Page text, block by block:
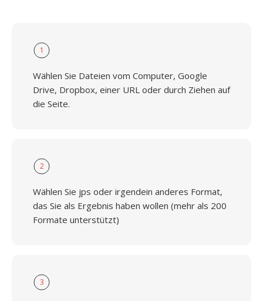
1
Wählen Sie Dateien vom Computer, Google
Drive, Dropbox, einer URL oder durch Ziehen auf
die Seite.
2
Wählen Sie jps oder irgendein anderes Format,
das Sie als Ergebnis haben wollen (mehr als 200
Formate unterstützt)
3